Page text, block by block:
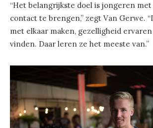
“Het belangrijkste doel is jongeren
contact te brengen,” zegt Van Gerwe.
met elkaar maken, gezelligheid
vinden. Daar leren ze het meeste van.”